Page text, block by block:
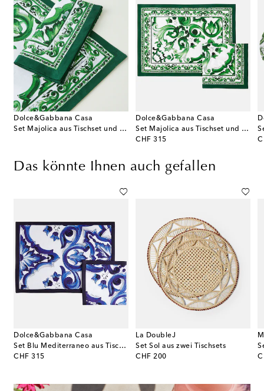
Dolce&Gabbana Casa
Set Majolica aus Tischset und Serviette
Dolce&Gabbana Casa
Set Majolica aus Tischset und Serviette
CHF 315
original price
Das könnte Ihnen auch gefallen
Dolce&Gabbana Casa
Set Blu Mediterraneo aus Tischset und Serviette
CHF 315
original price
La DoubleJ
Set Sol aus zwei Tischsets
CHF 200
original price